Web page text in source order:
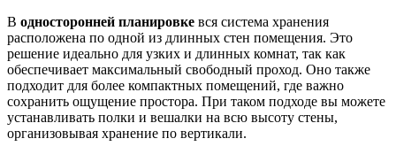
В односторонней планировке вся система хранения
расположена по одной из длинных стен помещения. Это
решение идеально для узких и длинных комнат, так как
обеспечивает максимальный свободный проход. Оно также
подходит для более компактных помещений, где важно
сохранить ощущение простора. При таком подходе вы можете
устанавливать полки и вешалки на всю высоту стены,
организовывая хранение по вертикали.